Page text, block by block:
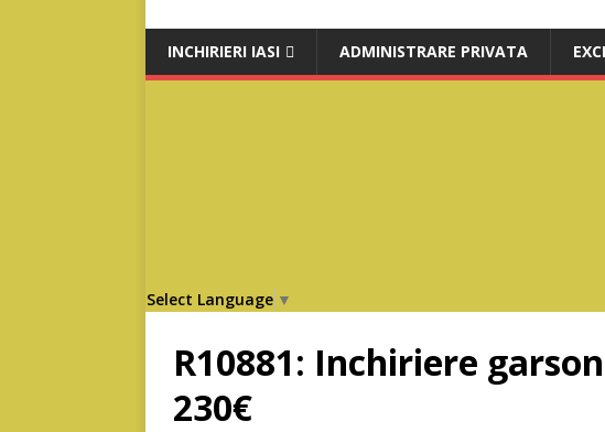
INCHIRIERI IASI ADMINISTRARE PRIVATA
Select Language ▼
R10881: Inchiriere
230€